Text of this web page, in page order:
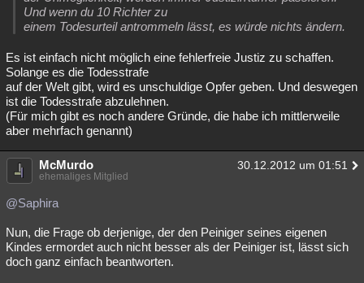
Und wenn du 10 Richter zu
einem Todesurteil antrommeln lässt, es würde nichts ändern.
Es ist einfach nicht möglich eine fehlerfreie Justiz zu schaffen.
Solange es die Todesstrafe
auf der Welt gibt, wird es unschuldige Opfer geben. Und deswegen
ist die Todesstrafe abzulehnen.
(Für mich gibt es noch andere Gründe, die habe ich mittlerweile
aber mehrfach genannt)
McMurdo 30.12.2012 um 01:51
ehemaliges Mitglied
@Saphira
Nun, die Frage ob derjenige, der den Peiniger seines eigenen
Kindes ermordet auch nicht besser als der Peiniger ist, lässt sich
doch ganz einfach beantworten.